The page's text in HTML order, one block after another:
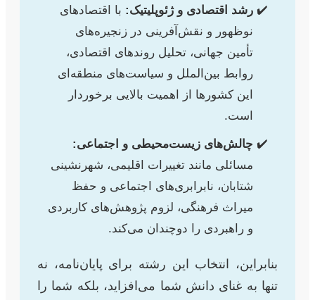
رشد اقتصادی و ژئوپلیتیک: با اقتصادهای
نوظهور و نقش‌آفرینی در زنجیره‌های
تأمین جهانی، تحلیل روندهای اقتصادی،
روابط بین‌الملل و سیاست‌های منطقه‌ای
این کشورها از اهمیت بالایی برخوردار
است.
چالش‌های زیست‌محیطی و اجتماعی:
مسائلی مانند تغییرات اقلیمی، شهرنشینی
شتابان، نابرابری‌های اجتماعی و حفظ
میراث فرهنگی، لزوم پژوهش‌های کاربردی
و راهبردی را دوچندان می‌کند.
بنابراین، انتخاب این رشته برای پایان‌نامه، نه
تنها به غنای دانش شما می‌افزاید، بلکه شما را